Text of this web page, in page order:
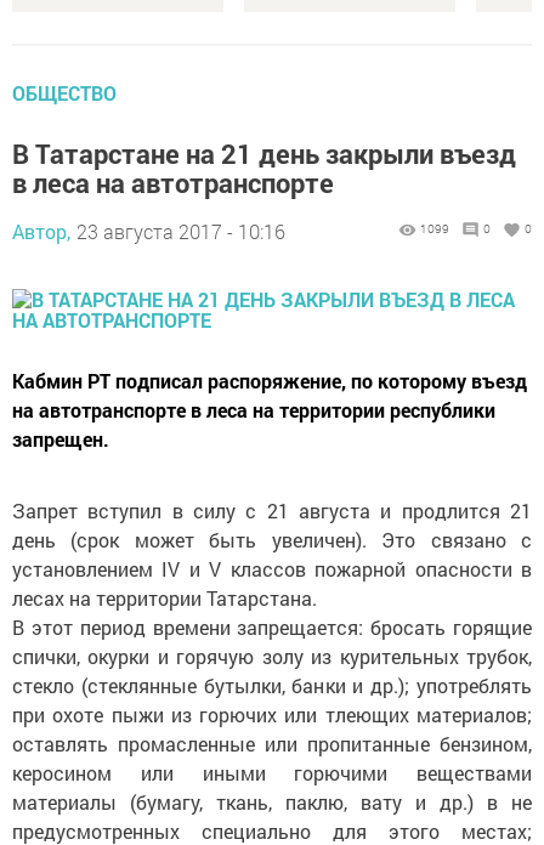
ОБЩЕСТВО
В Татарстане на 21 день закрыли въезд
в леса на автотранспорте
Автор, 23 августа 2017 - 10:16 1099 0 0
Кабмин РТ подписал распоряжение, по которому въезд
на автотранспорте в леса на территории республики
запрещен.
Запрет вступил в силу с 21 августа и продлится 21
день (срок может быть увеличен). Это связано с
установлением IV и V классов пожарной опасности в
лесах на территории Татарстана.
В этот период времени запрещается: бросать горящие
спички, окурки и горячую золу из курительных трубок,
стекло (стеклянные бутылки, банки и др.); употреблять
при охоте пыжи из горючих или тлеющих материалов;
оставлять промасленные или пропитанные бензином,
керосином или иными горючими веществами
материалы (бумагу, ткань, паклю, вату и др.) в не
предусмотренных специально для этого местах;